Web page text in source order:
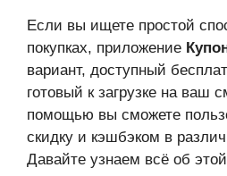
Если вы ищете простой
покупках, приложение
вариант, доступный
готовый к загрузке на ваш
помощью вы сможете
скидку и кэшбэком в
Давайте узнаем всё об